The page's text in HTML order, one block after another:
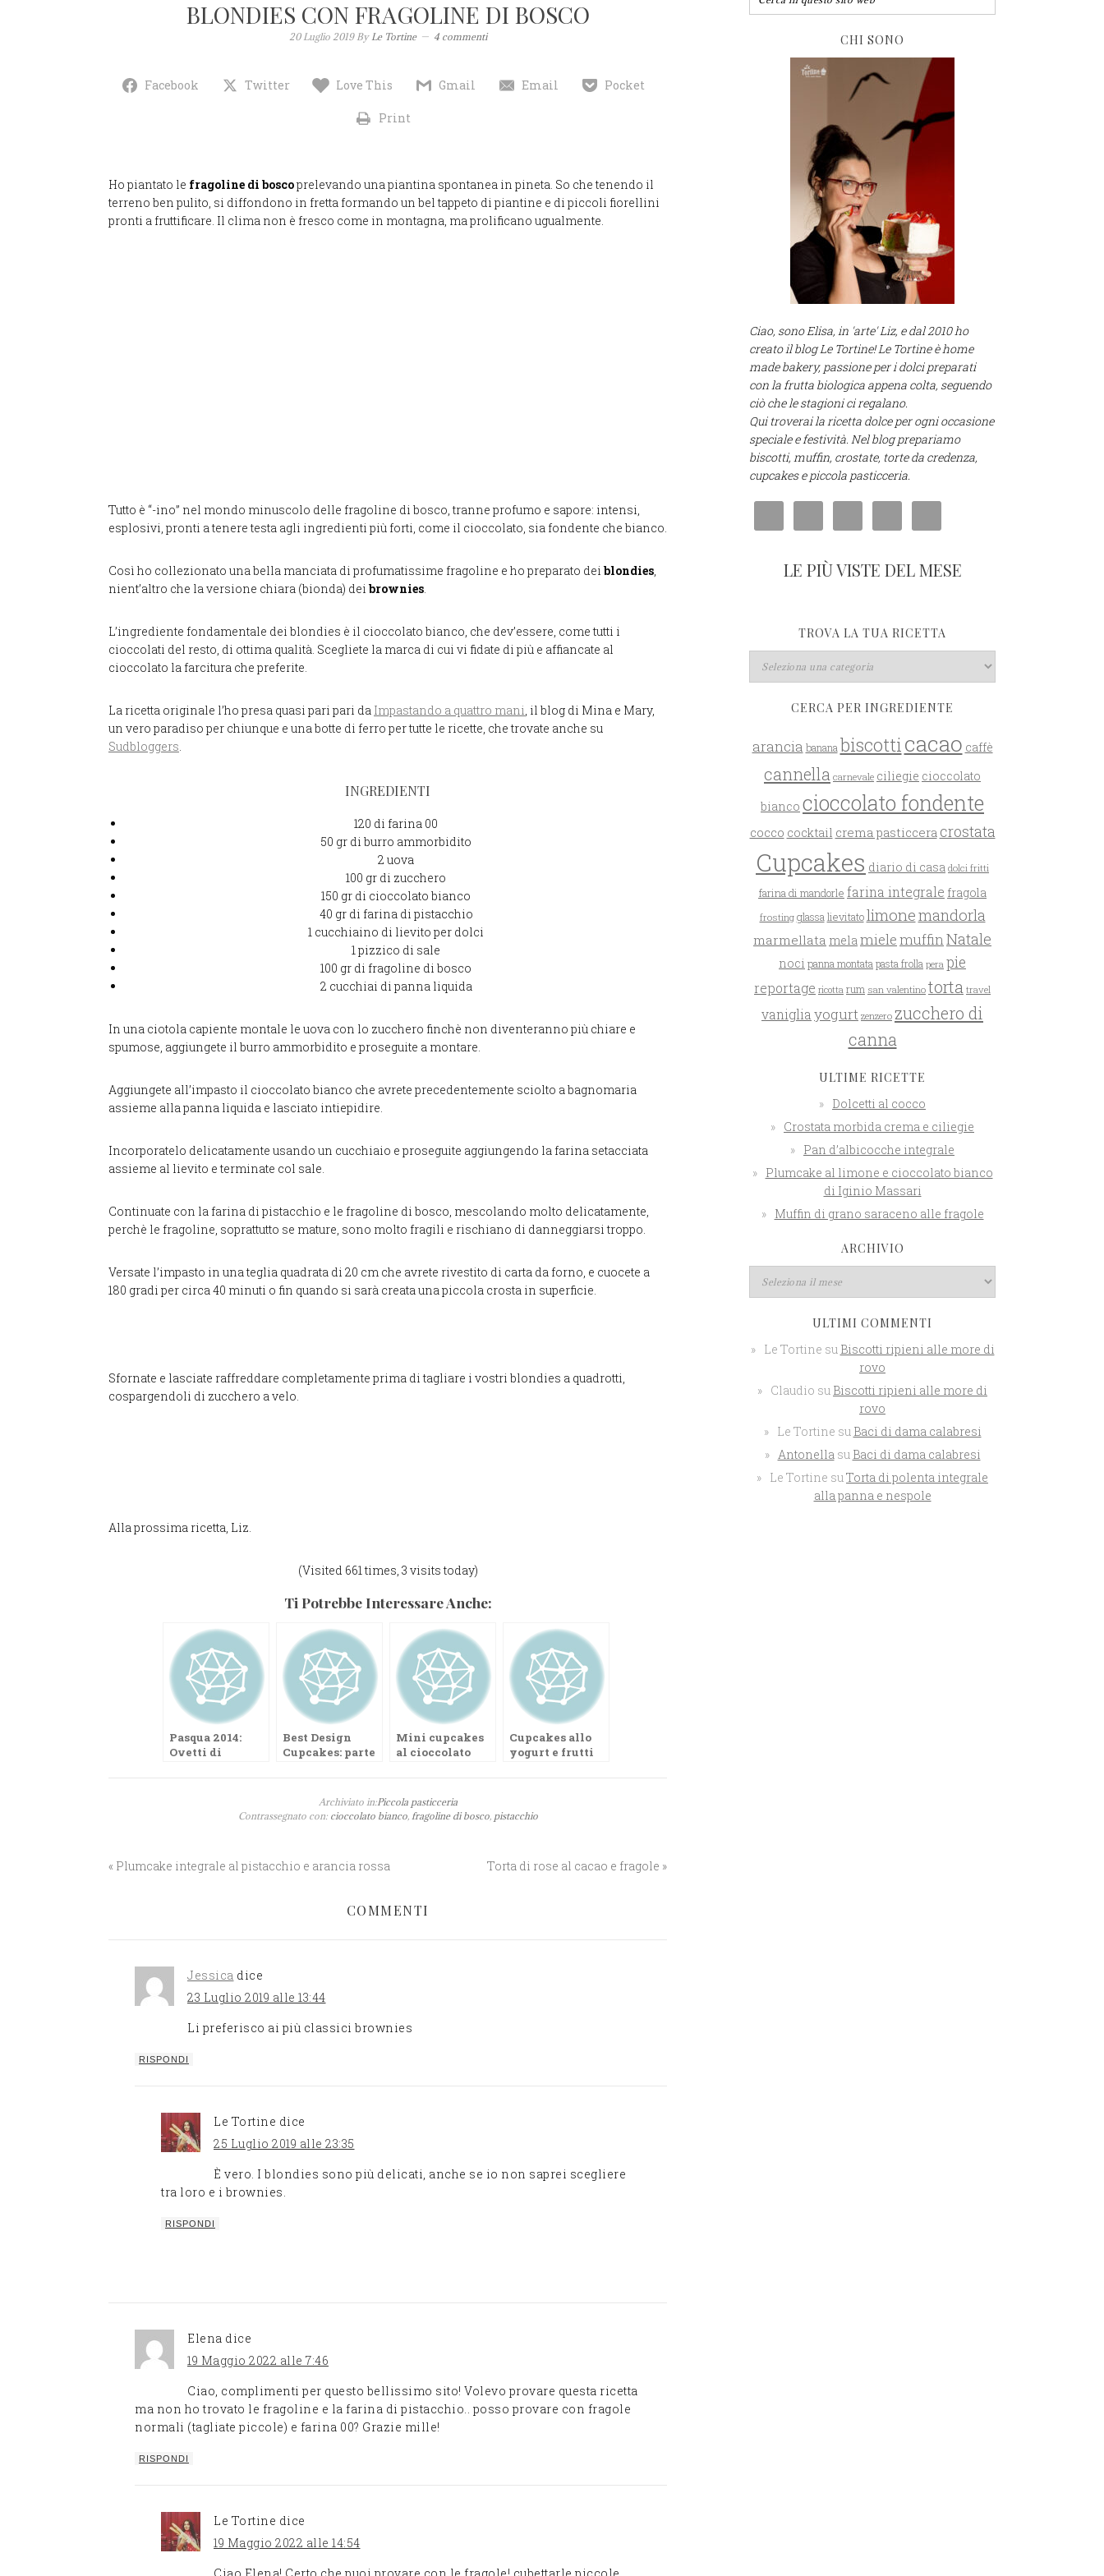
BLONDIES CON FRAGOLINE DI BOSCO
20 Luglio 2019ByLe Tortine 4 commenti
Facebook Twitter Love This Gmail Email Pocket
Print
Ho piantato le fragoline di boscoprelevando una piantina spontanea in pineta. So che tenendo il
terreno ben pulito, si diffondono in fretta formando un bel tappeto di piantine e di piccoli fiorellini
pronti a fruttificare. Il clima non è fresco come in montagna, ma prolificano ugualmente.
Tutto è “-ino” nel mondo minuscolo delle fragoline di bosco, tranne profumo e sapore: intensi,
esplosivi, pronti a tenere testa agli ingredienti più forti, come il cioccolato, sia fondente che bianco.
Così ho collezionato una bella manciata di profumatissime fragoline e ho preparato dei blondies,
nient’altro che la versione chiara (bionda) dei brownies.
L’ingrediente fondamentale dei blondies è il cioccolato bianco, che dev’essere, come tutti i
cioccolati del resto, di ottima qualità. Scegliete la marca di cui vi fidate di più e affiancate al
cioccolato la farcitura che preferite.
La ricetta originale l’ho presa quasi pari pari da Impastando a quattro mani, il blog di Mina e Mary,
un vero paradiso per chiunque e una botte di ferro per tutte le ricette, che trovate anche su
Sudbloggers.
INGREDIENTI
120 di farina 00
50 gr di burro ammorbidito
2 uova
100 gr di zucchero
150 gr di cioccolato bianco
40 gr di farina di pistacchio
1 cucchiaino di lievito per dolci
1 pizzico di sale
100 gr di fragoline di bosco
2 cucchiai di panna liquida
In una ciotola capiente montale le uova con lo zucchero finchè non diventeranno più chiare e
spumose, aggiungete il burro ammorbidito e proseguite a montare.
Aggiungete all’impasto il cioccolato bianco che avrete precedentemente sciolto a bagnomaria
assieme alla panna liquida e lasciato intiepidire.
Incorporatelo delicatamente usando un cucchiaio e proseguite aggiungendo la farina setacciata
assieme al lievito e terminate col sale.
Continuate con la farina di pistacchio e le fragoline di bosco, mescolando molto delicatamente,
perchè le fragoline, soprattutto se mature, sono molto fragili e rischiano di danneggiarsi troppo.
Versate l’impasto in una teglia quadrata di 20 cm che avrete rivestito di carta da forno, e cuocete a
180 gradi per circa 40 minuti o fin quando si sarà creata una piccola crosta in superficie.
Sfornate e lasciate raffreddare completamente prima di tagliare i vostri blondies a quadrotti,
cospargendoli di zucchero a velo.
Alla prossima ricetta, Liz.
(Visited 661 times, 3 visits today)
Ti Potrebbe Interessare Anche:
Pasqua 2014:
Ovetti di
Best Design
Cupcakes: parte
Mini cupcakes
al cioccolato
Cupcakes allo
yogurt e frutti
Archiviato in:Piccola pasticceria
Contrassegnato con: cioccolato bianco, fragoline di bosco, pistacchio
« Plumcake integrale al pistacchio e arancia rossa Torta di rose al cacao e fragole »
COMMENTI
Jessica dice
23 Luglio 2019 alle 13:44
Li preferisco ai più classici brownies
RISPONDI
Le Tortine dice
25 Luglio 2019 alle 23:35
È vero. I blondies sono più delicati, anche se io non saprei scegliere
tra loro e i brownies.
RISPONDI
Elena dice
19 Maggio 2022 alle 7:46
Ciao, complimenti per questo bellissimo sito! Volevo provare questa ricetta
ma non ho trovato le fragoline e la farina di pistacchio.. posso provare con fragole
normali (tagliate piccole) e farina 00? Grazie mille!
RISPONDI
Le Tortine dice
19 Maggio 2022 alle 14:54
CHI SONO
Ciao, sono Elisa, in 'arte' Liz, e dal 2010 ho
creato il blog Le Tortine! Le Tortine è home
made bakery, passione per i dolci preparati
con la frutta biologica appena colta, seguendo
ciò che le stagioni ci regalano.
Qui troverai la ricetta dolce per ogni occasione
speciale e festività. Nel blog prepariamo
biscotti, muffin, crostate, torte da credenza,
cupcakes e piccola pasticceria.
LE PIÙ VISTE DEL MESE
TROVA LA TUA RICETTA
CERCA PER INGREDIENTE
arancia banana biscotticacao caffè
cannella carnevale ciliegie cioccolato
bianco cioccolato fondente
cocco cocktail crema pasticcera crostata
Cupcakes diario di casa dolci fritti
farina di mandorle farina integrale fragola
frosting glassa lievitato limonemandorla
marmellata melamielemuffin Natale
noci panna montata pasta frolla pera pie
reportage ricotta rum san valentino torta travel
vaniglia yogurt zenzero zucchero di
canna
ULTIME RICETTE
Dolcetti al cocco
Crostata morbida crema e ciliegie
Pan d’albicocche integrale
Plumcake al limone e cioccolato bianco
di Iginio Massari
Muffin di grano saraceno alle fragole
ARCHIVIO
ULTIMI COMMENTI
Le Tortine su Biscotti ripieni alle more di
rovo
Claudio su Biscotti ripieni alle more di
rovo
Le Tortine su Baci di dama calabresi
Antonellasu Baci di dama calabresi
Le Tortine suTorta di polenta integrale
alla panna e nespole